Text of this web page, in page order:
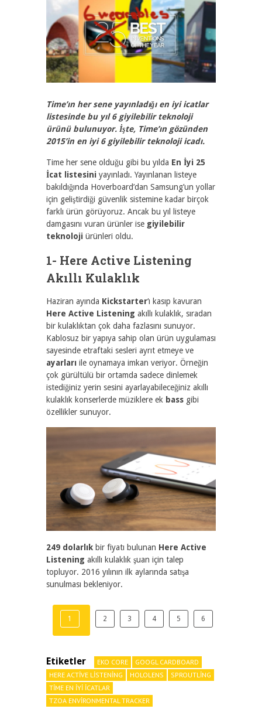
Time’ın her sene yayınladığı en iyi icatlar
listesinde bu yıl 6 giyilebilir teknoloji
ürünü bulunuyor. İşte, Time’ın gözünden
2015’in en iyi 6 giyilebilir teknoloji icadı.
Time her sene olduğu gibi bu yılda En İyi 25
İcat listesini yayınladı. Yayınlanan listeye
bakıldığında Hoverboard’dan Samsung’un yollar
için geliştirdiği güvenlik sistemine kadar birçok
farklı ürün görüyoruz. Ancak bu yıl listeye
damgasını vuran ürünler ise giyilebilir
teknoloji ürünleri oldu.
1- Here Active Listening
Akıllı Kulaklık
Haziran ayında Kickstarter‘ı kasıp kavuran
Here Active Listening akıllı kulaklık, sıradan
bir kulaklıktan çok daha fazlasını sunuyor.
Kablosuz bir yapıya sahip olan ürün uygulaması
sayesinde etraftaki sesleri ayrıt etmeye ve
ayarları ile oynamaya imkan veriyor. Örneğin
çok gürültülü bir ortamda sadece dinlemek
istediğiniz yerin sesini ayarlayabileceğiniz akıllı
kulaklık konserlerde müziklere ek bass gibi
özellikler sunuyor.
249 dolarlık bir fiyatı bulunan Here Active
Listening akıllı kulaklık şuan için talep
topluyor. 2016 yılının ilk aylarında satışa
sunulması bekleniyor.
1 2 3 4 5 6
Etiketler EKO CORE
GOOGL CARDBOARD
HERE ACTIVE LISTENING
HOLOLENS
SPROUTLING
TIME EN IYI ICATLAR
TZOA ENVIRONMENTAL TRACKER